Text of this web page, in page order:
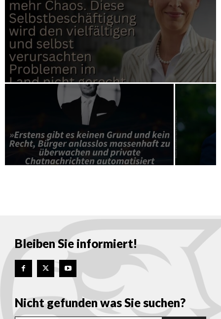
Bleiben Sie informiert!
Nicht gefunden was Sie suchen?